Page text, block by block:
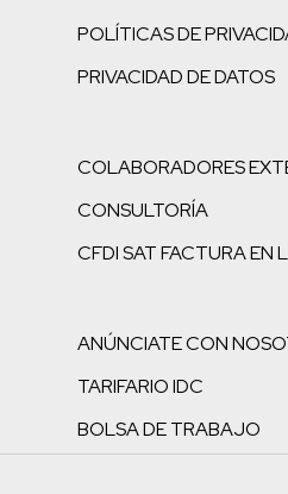
POLÍTICAS DE
PRIVACIDAD DE DATOS
COLABORADORES
CONSULTORÍA
CFDI SAT FACTURA EN
ANÚNCIATE CON
TARIFARIO IDC
BOLSA DE TRABAJO